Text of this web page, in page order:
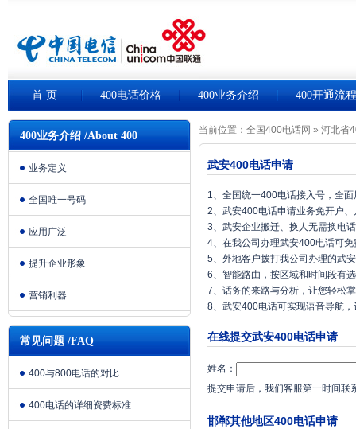
首 页 400电话价格 400业务介绍 400开通流程
400业务介绍 /About 400
业务定义
全国唯一号码
应用广泛
提升企业形象
营销利器
常见问题 /FAQ
400与800电话的对比
400电话的详细资费标准
当前位置： 全国400电话网 » 河北省
武安400电话申请
1、全国统一400电话接入号，全
2、武安400电话申请业务免开户
3、武安企业搬迁、换人无需换电
4、在我公司办理武安400电话可
5、外地客户拨打我公司办理的武
6、智能路由，按区域和时间段有
7、话务的来路与分析，让您轻松
8、武安400电话可实现语音导航
在线提交武安400电话申请
姓名：
提交申请后，我们客服第一时间联
邯郸其他地区400电话申请